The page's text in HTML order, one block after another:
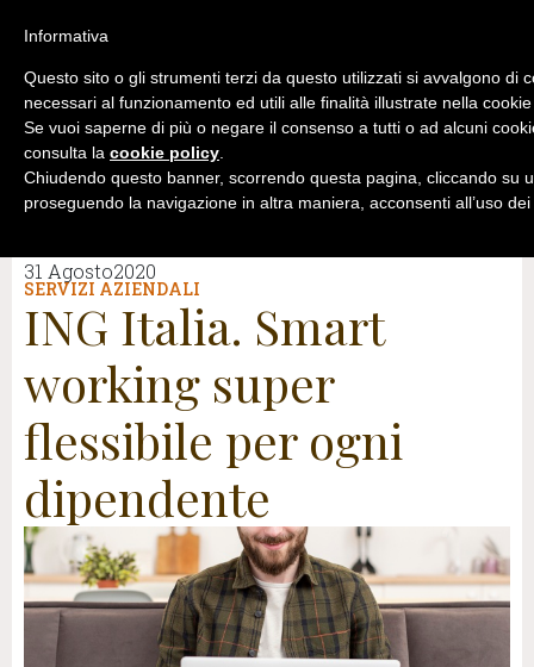
31 Agosto2020
SERVIZI AZIENDALI
ING Italia. Smart
working super
flessibile per ogni
dipendente
Informativa
Questo sito o gli strumenti terzi da questo utilizzati si avvalgono di
necessari al funzionamento ed utili alle finalità illustrate nella
Se vuoi saperne di più o negare il consenso a tutti o ad alcuni
consulta la cookie policy.
Chiudendo questo banner, scorrendo questa pagina, cliccando su
proseguendo la navigazione in altra maniera, acconsenti all’uso